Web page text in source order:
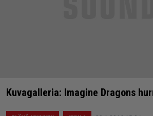
Kuvagalleria: Imagine Dragons